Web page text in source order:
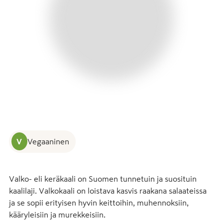
V Vegaaninen
Valko- eli keräkaali on Suomen tunnetuin ja suosituin
kaalilaji. Valkokaali on loistava kasvis raakana salaateissa
ja se sopii erityisen hyvin keittoihin, muhennoksiin,
kääryleisiin ja murekkeisiin.